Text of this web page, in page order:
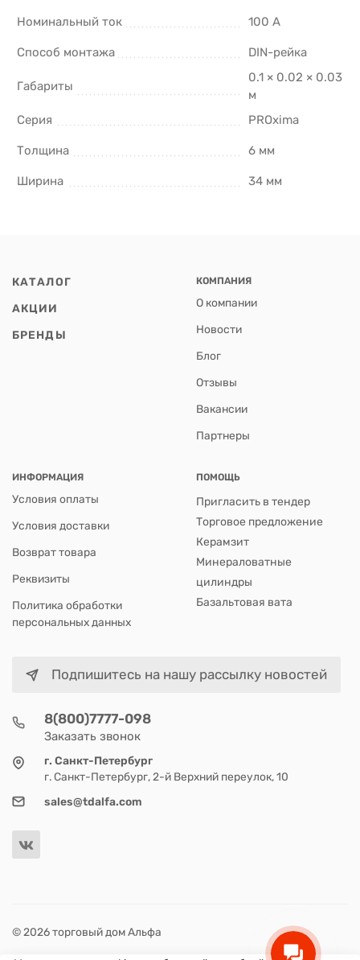
Номинальный ток 100 А
Способ монтажа DIN-рейка
Габариты
0.1 × 0.02 × 0.03
м
Серия
PROxima
Толщина 6 мм
Ширина 34 мм
КАТАЛОГ
АКЦИИ
БРЕНДЫ
КОМПАНИЯ
О компании
Новости
Блог
Отзывы
Вакансии
Партнеры
ИНФОРМАЦИЯ
Условия оплаты
Условия доставки
Возврат товара
Реквизиты
Политика обработки
персональных данных
ПОМОЩЬ
Пригласить в тендер
Торговое предложение
Керамзит
Минераловатные
цилиндры
Базальтовая вата
Подпишитесь на нашу рассылку новостей
8(800)7777-098
Заказать звонок
г. Санкт-Петербург
г. Санкт-Петербург, 2-й Верхний переулок, 10
sales@tdalfa.com
© 2026 торговый дом Альфа